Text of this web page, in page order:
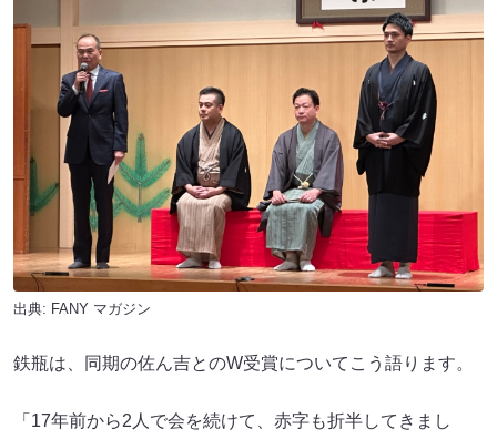
出典: FANY マガジン
鉄瓶は、同期の佐ん吉とのW受賞についてこう語ります。
「17年前から2人で会を続けて、赤字も折半してきまし